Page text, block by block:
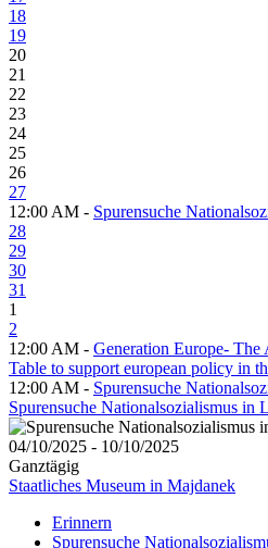
18
19
20
21
22
23
24
25
26
27
12:00 AM - Spurensuche
28
29
30
31
1
2
12:00 AM - Generation Europe- The
Table to support european policy in
12:00 AM - Spurensuche
Spurensuche Nationalsozialismus in
04/10/2025 - 10/10/2025
Ganztägig
Staatliches Museum in Majdanek
Erinnern
Spurensuche